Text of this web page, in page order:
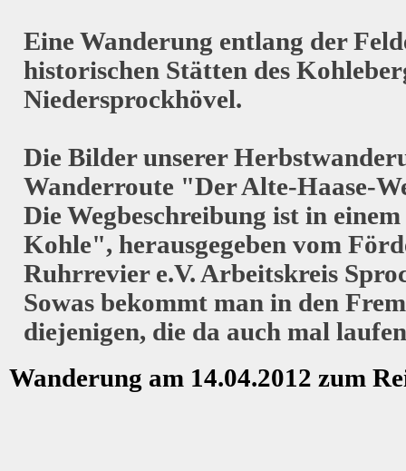
Eine Wanderung entlang der
historischen Stätten des
Niedersprockhövel.
Die Bilder unserer
Wanderroute "Der Alte-Haase-
Die Wegbeschreibung ist in
Kohle", herausgegeben vom
Ruhrrevier e.V. Arbeitskreis
Sowas bekommt man in den
diejenigen, die da auch mal
Wanderung am 14.04.2012 zum